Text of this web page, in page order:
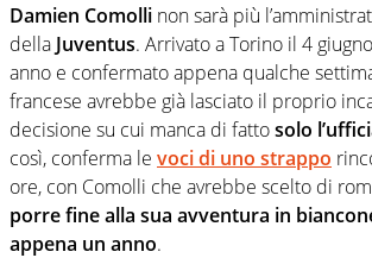
Damien Comolli non sarà più
della Juventus. Arrivato a Torino il 4
anno e confermato appena qualche
francese avrebbe già lasciato il proprio
decisione su cui manca di fattosolo
così, conferma le voci di uno strappo
ore, con Comolli che avrebbe scelto di
porre fine alla sua avventura in
appena un anno.